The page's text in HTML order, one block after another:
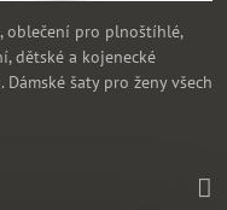
oblečení pro plnoštíhlé,
dětské a kojenecké
šaty pro ženy všech